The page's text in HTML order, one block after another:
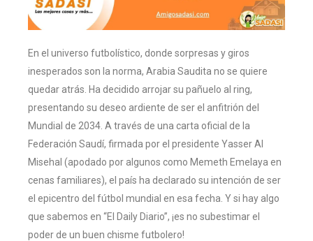
En el universo futbolístico, donde sorpresas y giros
inesperados son la norma, Arabia Saudita no se quiere
quedar atrás. Ha decidido arrojar su pañuelo al ring,
presentando su deseo ardiente de ser el anfitrión del
Mundial de 2034. A través de una carta oficial de la
Federación Saudí, firmada por el presidente Yasser Al
Misehal (apodado por algunos como Memeth Emelaya en
cenas familiares), el país ha declarado su intención de ser
el epicentro del fútbol mundial en esa fecha. Y si hay algo
que sabemos en “El Daily Diario”, ¡es no subestimar el
poder de un buen chisme futbolero!